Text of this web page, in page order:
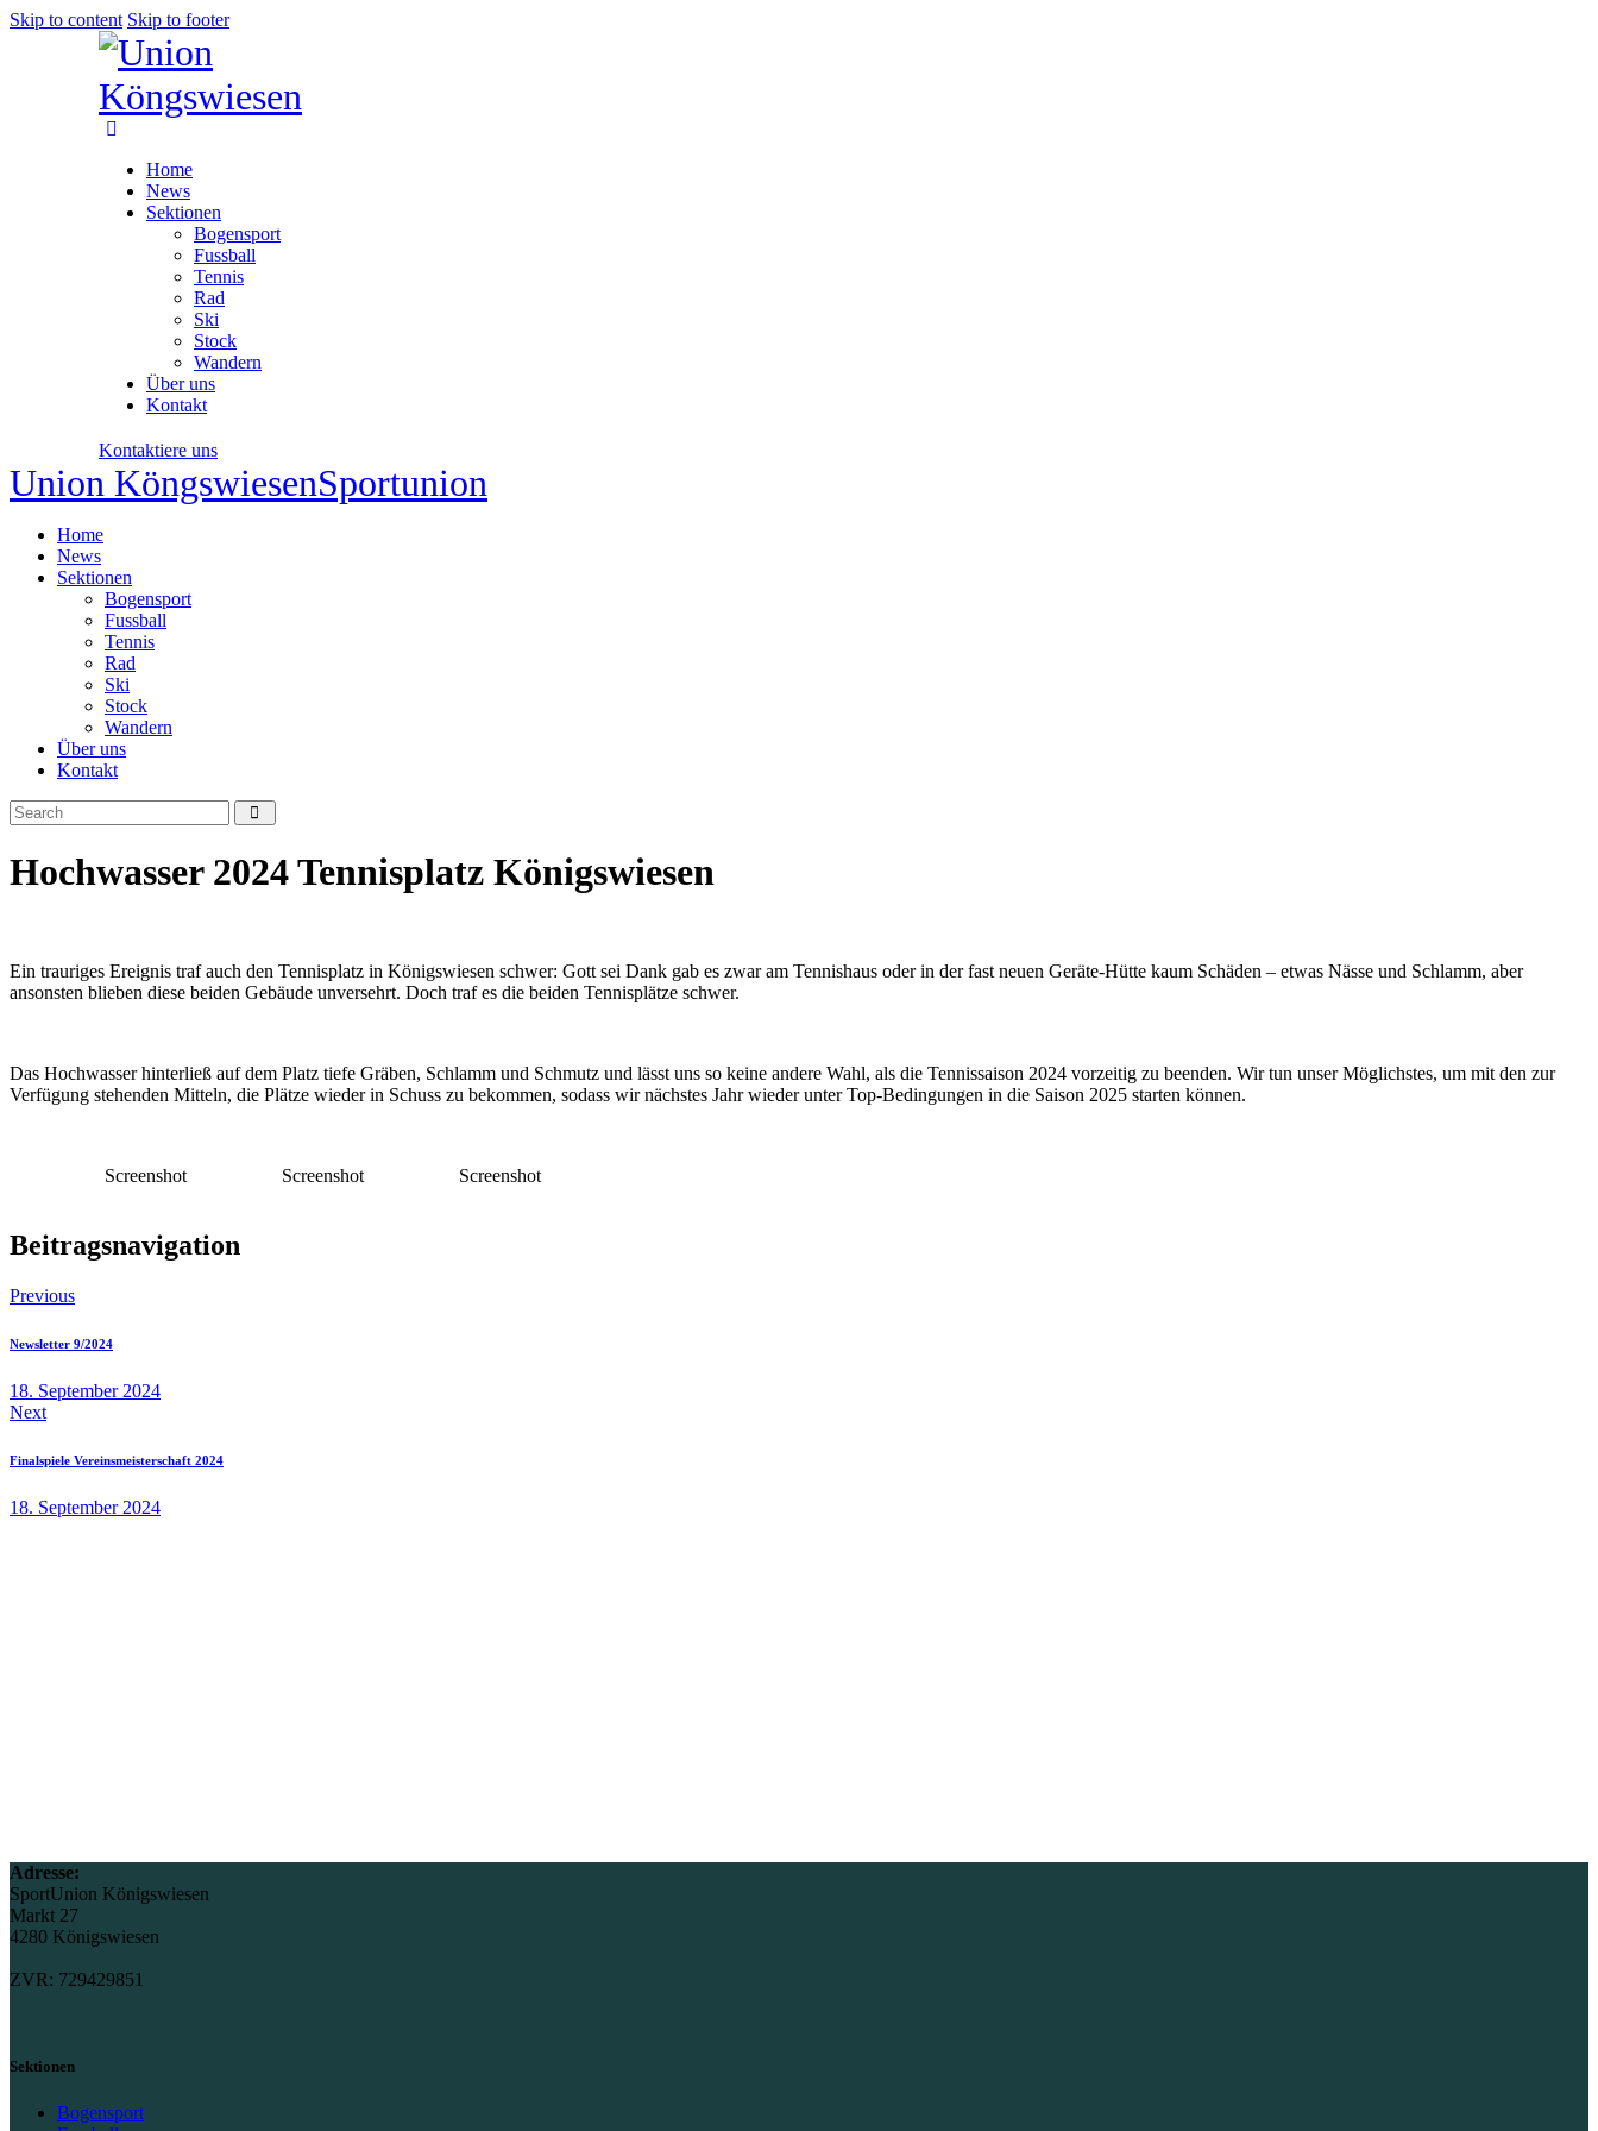
Skip to content Skip to footer
Home
News
Sektionen
Bogensport
Fussball
Tennis
Rad
Ski
Stock
Wandern
Über uns
Kontakt
Kontaktiere uns
Union KöngswiesenSportunion
Home
News
Sektionen
Bogensport
Fussball
Tennis
Rad
Ski
Stock
Wandern
Über uns
Kontakt
Hochwasser 2024 Tennisplatz Königswiesen
Ein trauriges Ereignis traf auch den Tennisplatz in Königswiesen schwer: Gott sei Dank gab es zwar am Tennishaus oder in der fast neuen Geräte-Hütte kaum Schäden – etwas Nässe und Schlamm, aber
ansonsten blieben diese beiden Gebäude unversehrt. Doch traf es die beiden Tennisplätze schwer.
Das Hochwasser hinterließ auf dem Platz tiefe Gräben, Schlamm und Schmutz und lässt uns so keine andere Wahl, als die Tennissaison 2024 vorzeitig zu beenden. Wir tun unser Möglichstes, um mit den zur
Verfügung stehenden Mitteln, die Plätze wieder in Schuss zu bekommen, sodass wir nächstes Jahr wieder unter Top-Bedingungen in die Saison 2025 starten können.
Screenshot Screenshot Screenshot
Beitragsnavigation
Previous
Newsletter 9/2024
18. September 2024
Next
Finalspiele Vereinsmeisterschaft 2024
18. September 2024
Adresse:
SportUnion Königswiesen
Markt 27
4280 Königswiesen
ZVR: 729429851
Sektionen
Bogensport